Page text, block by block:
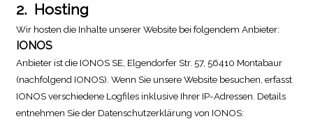
2. Hosting
Wir hosten die Inhalte unserer Website bei folgendem Anbieter:
IONOS
Anbieter ist die IONOS SE, Elgendorfer Str. 57, 56410 Montabaur
(nachfolgend IONOS). Wenn Sie unsere Website besuchen, erfasst
IONOS verschiedene Logfiles inklusive Ihrer IP-Adressen. Details
entnehmen Sie der Datenschutzerklärung von IONOS: